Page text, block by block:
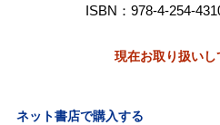
ISBN：978-4-254-
現在お取り扱い
ネット書店で購入する